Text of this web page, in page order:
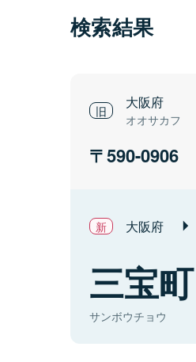
検索結果
大阪府
オオサカフ
590-0906
大阪府
三宝町
サンボウチョウ